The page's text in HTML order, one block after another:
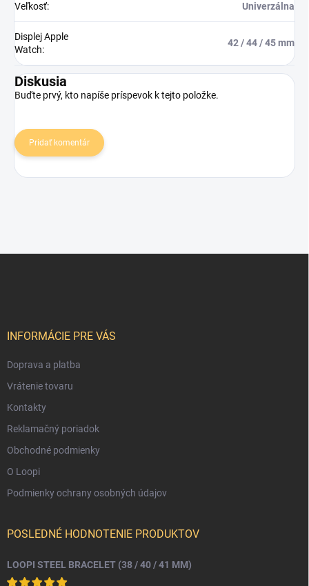
Veľkosť: Univerzálna
Displej Apple
Watch:
42 / 44 / 45 mm
Diskusia
Buďte prvý, kto napíše príspevok k tejto položke.
Pridať komentár
INFORMÁCIE PRE VÁS
Doprava a platba
Vrátenie tovaru
Kontakty
Reklamačný poriadok
Obchodné podmienky
O Loopi
Podmienky ochrany osobných údajov
POSLEDNÉ HODNOTENIE PRODUKTOV
LOOPI STEEL BRACELET (38 / 40 / 41 MM)